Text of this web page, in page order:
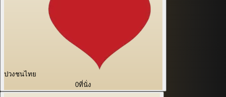
ปวงชนไทย
0ที่นั่ง